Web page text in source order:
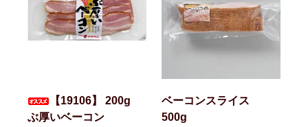
【19106】 200g
ぶ厚いベーコン
ベーコンスライス
500g